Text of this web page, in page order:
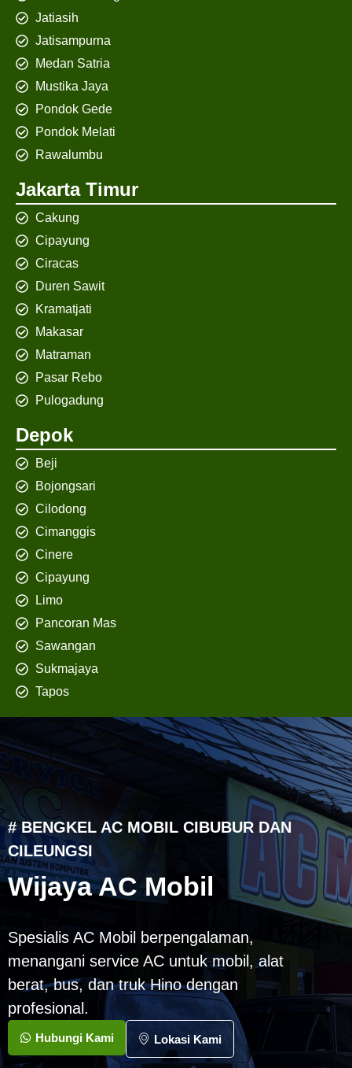
Jatiasih
Jatisampurna
Medan Satria
Mustika Jaya
Pondok Gede
Pondok Melati
Rawalumbu
Jakarta Timur
Cakung
Cipayung
Ciracas
Duren Sawit
Kramatjati
Makasar
Matraman
Pasar Rebo
Pulogadung
Depok
Beji
Bojongsari
Cilodong
Cimanggis
Cinere
Cipayung
Limo
Pancoran Mas
Sawangan
Sukmajaya
Tapos
# BENGKEL AC MOBIL CIBUBUR DAN
CILEUNGSI
Wijaya AC Mobil
Spesialis AC Mobil berpengalaman,
menangani service AC untuk mobil, alat
berat, bus, dan truk Hino dengan
profesional.
Hubungi Kami Lokasi Kami